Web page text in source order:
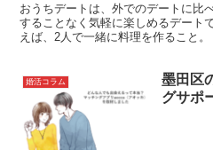
おうちデートは、外でのデートに比
することなく気軽に楽しめるデート
えば、2人で一緒に料理を作ること
婚活コラム
墨田区
グサポ